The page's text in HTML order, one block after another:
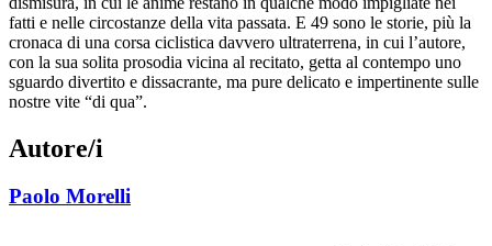
fatti e nelle circostanze della vita passata. E 49 sono le storie, più la
cronaca di una corsa ciclistica davvero ultraterrena, in cui l’autore,
con la sua solita prosodia vicina al recitato, getta al contempo uno
sguardo divertito e dissacrante, ma pure delicato e impertinente sulle
nostre vite “di qua”.
Autore/i
Paolo Morelli